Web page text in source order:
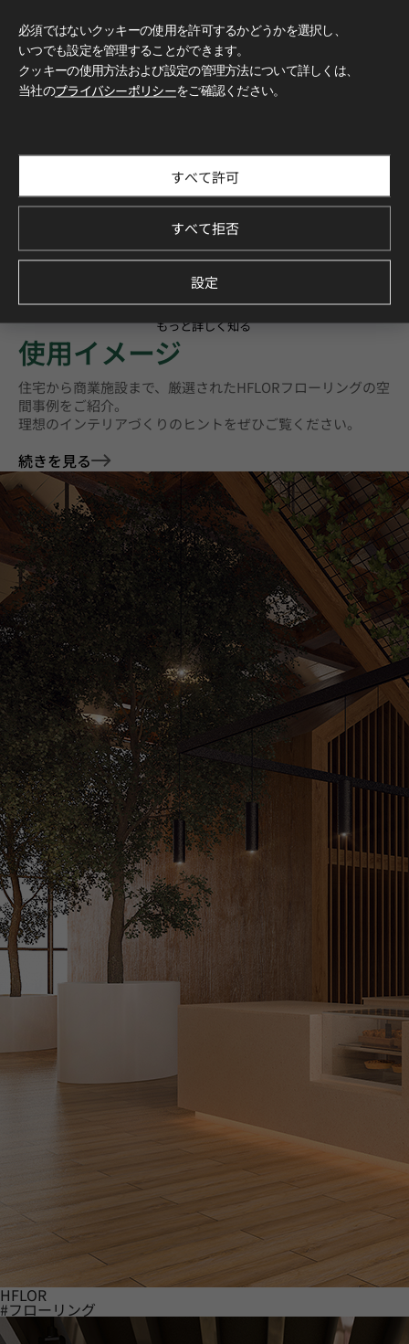
もっと詳しく知る
使用イメージ
住宅から商業施設まで、厳選されたHFLORフローリングの空
間事例をご紹介。
理想のインテリアづくりのヒントをぜひご覧ください。
続きを見る
HFLOR
#フローリング
必須ではないクッキーの使用を許可するかどうかを選択し、
いつでも設定を管理することができます。
クッキーの使用方法および設定の管理方法について詳しくは、
当社のプライバシーポリシーをご確認ください。
すべて許可
すべて拒否
設定